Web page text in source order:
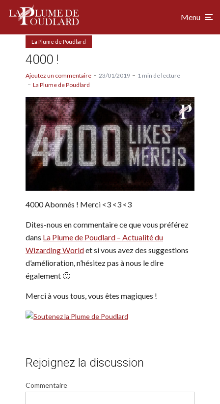
Menu
La Plume de Poudlard
4000 !
Ajoutez un commentaire 23/01/2019
1 min de lecture
La Plume de Poudlard
4000 Abonnés ! Merci <3 <3 <3
Dites-nous en commentaire ce que vous préférez
dans La Plume de Poudlard – Actualité du
Wizarding Worldet si vous avez des suggestions
d’amélioration, n’hésitez pas à nous le dire
également 🙂
Merci à vous tous, vous êtes magiques !
Rejoignez la discussion
Commentaire